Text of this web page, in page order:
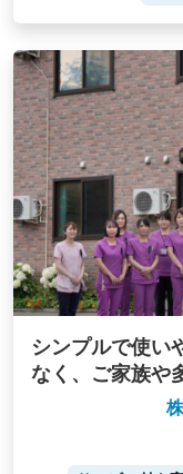
シンプルで使い
なく、ご家族や